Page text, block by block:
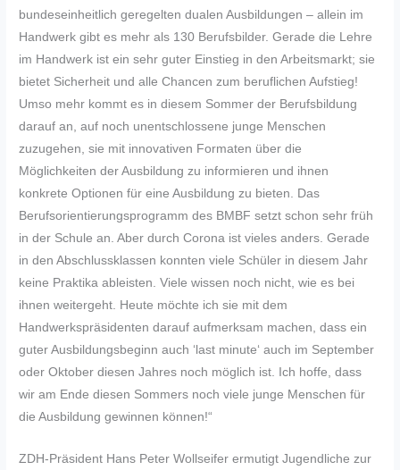
bundeseinheitlich geregelten dualen Ausbildungen – allein im
Handwerk gibt es mehr als 130 Berufsbilder. Gerade die Lehre
im Handwerk ist ein sehr guter Einstieg in den Arbeitsmarkt; sie
bietet Sicherheit und alle Chancen zum beruflichen Aufstieg!
Umso mehr kommt es in diesem Sommer der Berufsbildung
darauf an, auf noch unentschlossene junge Menschen
zuzugehen, sie mit innovativen Formaten über die
Möglichkeiten der Ausbildung zu informieren und ihnen
konkrete Optionen für eine Ausbildung zu bieten. Das
Berufsorientierungsprogramm des BMBF setzt schon sehr früh
in der Schule an. Aber durch Corona ist vieles anders. Gerade
in den Abschlussklassen konnten viele Schüler in diesem Jahr
keine Praktika ableisten. Viele wissen noch nicht, wie es bei
ihnen weitergeht. Heute möchte ich sie mit dem
Handwerkspräsidenten darauf aufmerksam machen, dass ein
guter Ausbildungsbeginn auch ‘last minute‘ auch im September
oder Oktober diesen Jahres noch möglich ist. Ich hoffe, dass
wir am Ende diesen Sommers noch viele junge Menschen für
die Ausbildung gewinnen können!“
ZDH-Präsident Hans Peter Wollseifer ermutigt Jugendliche zur